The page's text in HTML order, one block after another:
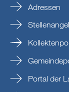
Adressen
Portal der